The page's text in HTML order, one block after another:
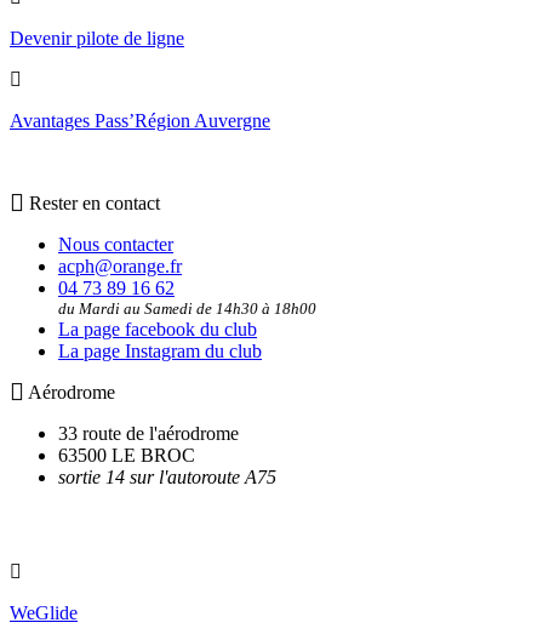
Devenir pilote de ligne
Avantages Pass’Région Auvergne
Rester en contact
Nous contacter
acph@orange.fr
04 73 89 16 62
du Mardi au Samedi de 14h30 à 18h00
La page facebook du club
La page Instagram du club
Aérodrome
33 route de l'aérodrome
63500 LE BROC
sortie 14 sur l'autoroute A75
WeGlide